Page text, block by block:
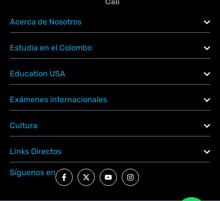
Acerca de Nosotros
Estudia en el Colombo
Education USA
Exámenes internacionales
Cultura
Links Directos
Síguenos en